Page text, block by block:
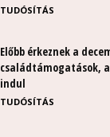
TUDÓSÍTÁS
Előbb érkeznek a
családtámogatások,
indul
TUDÓSÍTÁS